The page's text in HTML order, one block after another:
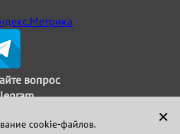
вопрос
✕
cookie-файлов.